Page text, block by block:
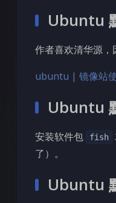
Ubuntu
作者喜欢清华源
ubuntu | 镜像站
Ubuntu
安装软件包 fish
了）。
Ubuntu